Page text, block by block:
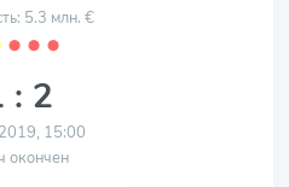
5.3 млн. €
⬤ ⬤ ⬤
: 2
15:00
окончен